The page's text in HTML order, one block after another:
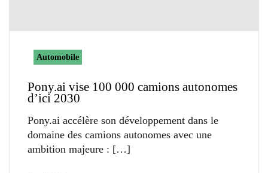
Automobile
Pony.ai vise 100 000 camions autonomes
d’ici 2030
Pony.ai accélère son développement dans le
domaine des camions autonomes avec une
ambition majeure :